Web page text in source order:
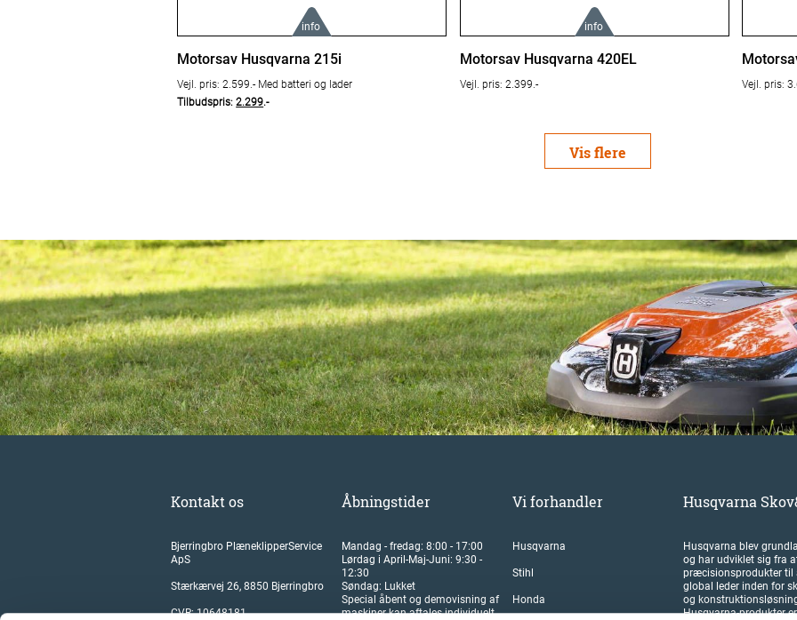
info
Læs mere om produktet her:
Husqvarna 215i
Motorsav Husqvarna 215i
Vejl. pris: 2.599.- Med batteri og lader
Tilbudspris:2.299.-
info
Læs mere om produktet her:
Motorsav Husqvarna 420EL
Vejl. pris: 2.399.-
Læs
Vejl. pris:
Vis flere
Kontakt os
Bjerringbro PlæneklipperService
ApS
Stærkærvej 26, 8850 Bjerringbro
CVR: 10648181
Åbningstider
Mandag - fredag: 8:00 - 17:00
Lørdag i April-Maj-Juni: 9:30 -
12:30
Søndag: Lukket
Special åbent og demovisning af
maskiner kan aftales individuelt.
Vi forhandler
Husqvarna
Stihl
Honda
Husqvarna
Husqvarna blev
og har udviklet sig fra
præcisionsprodukter til
global leder inden for
og
Husqvarna-produkter